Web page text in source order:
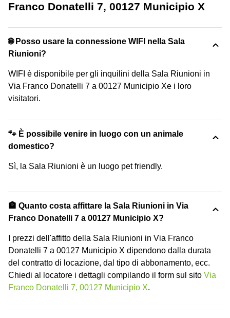
Franco Donatelli 7, 00127 Municipio X
🌐 Posso usare la connessione WIFI nella Sala
Riunioni?
WIFI è disponibile per gli inquilini della Sala Riunioni in
Via Franco Donatelli 7 a 00127 Municipio Xe i loro
visitatori.
🐾 È possibile venire in luogo con un animale
domestico?
Sì, la Sala Riunioni è un luogo pet friendly.
🏦 Quanto costa affittare la Sala Riunioni in Via
Franco Donatelli 7 a 00127 Municipio X?
I prezzi dell'affitto della Sala Riunioni in Via Franco
Donatelli 7 a 00127 Municipio X dipendono dalla durata
del contratto di locazione, dal tipo di abbonamento, ecc.
Chiedi al locatore i dettagli compilando il form sul sito Via
Franco Donatelli 7, 00127 Municipio X.